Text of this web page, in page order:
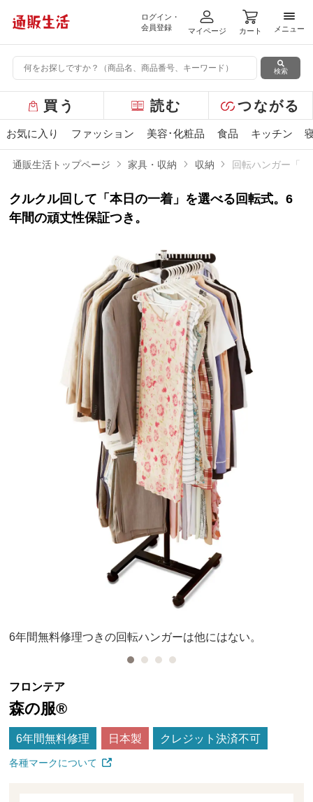
ログイン・
会員登録
マイページ カート
メニ
メニュー
検索
ー
バ
ュ
ー
買う 読む つながる
お気に入り ファッション 美容･化粧品 食品 キッチン
通販生活トップページ 家具・収納 収納 回転ハンガー「森
クルクル回して「本日の一着」を選べる回転式。6
年間の頑丈性保証つき。
6年間無料修理つきの回転ハンガーは他にはない。
フロンテア
森の服®
6年間無料修理 日本製 クレジット決済不可
各種マークについて